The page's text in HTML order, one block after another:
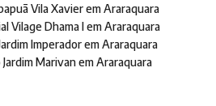
Vila Xavier em Araraquara
Vilage Dhama I em Araraquara
Imperador em Araraquara
Marivan em Araraquara